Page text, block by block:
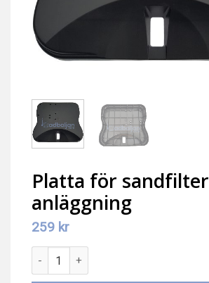
Platta för sandfilter
anläggning
259 kr
Platta för sandfilter anläggning mängd